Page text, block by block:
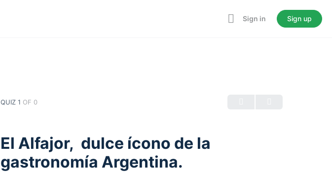
Sign in Sign up
QUIZ 1 OF 0
El Alfajor, dulce ícono de la
gastronomía Argentina.